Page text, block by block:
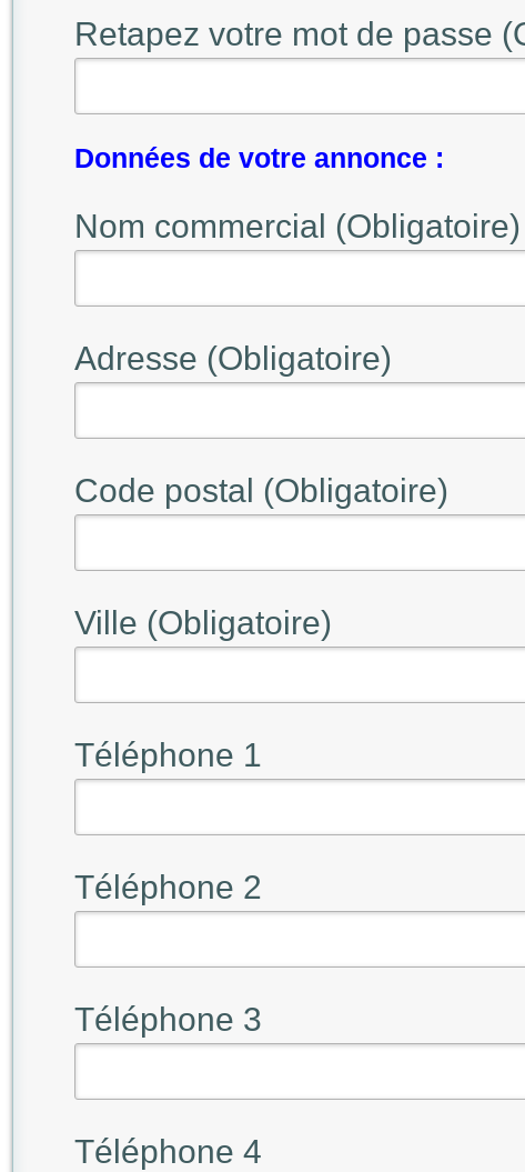
Retapez votre mot de passe
Données de votre annonce :
Nom commercial (Obligatoire)
Adresse (Obligatoire)
Code postal (Obligatoire)
Ville (Obligatoire)
Téléphone 1
Téléphone 2
Téléphone 3
Téléphone 4